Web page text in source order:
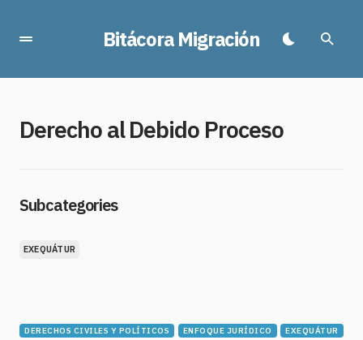
Bitácora Migración
Derecho al Debido Proceso
Subcategories
EXEQUÁTUR
DERECHOS CIVILES Y POLÍTICOS ENFOQUE JURÍDICO EXEQUÁTUR